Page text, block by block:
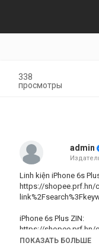
338
просмотры
admin
Linh kiện iPhone 6s
https://shopee.prf.hn/
iPhone 6s Plus ZIN:
https://shopee.prf.hn/
link%2Fp-
ПОКАЗАТЬ БОЛЬШЕ